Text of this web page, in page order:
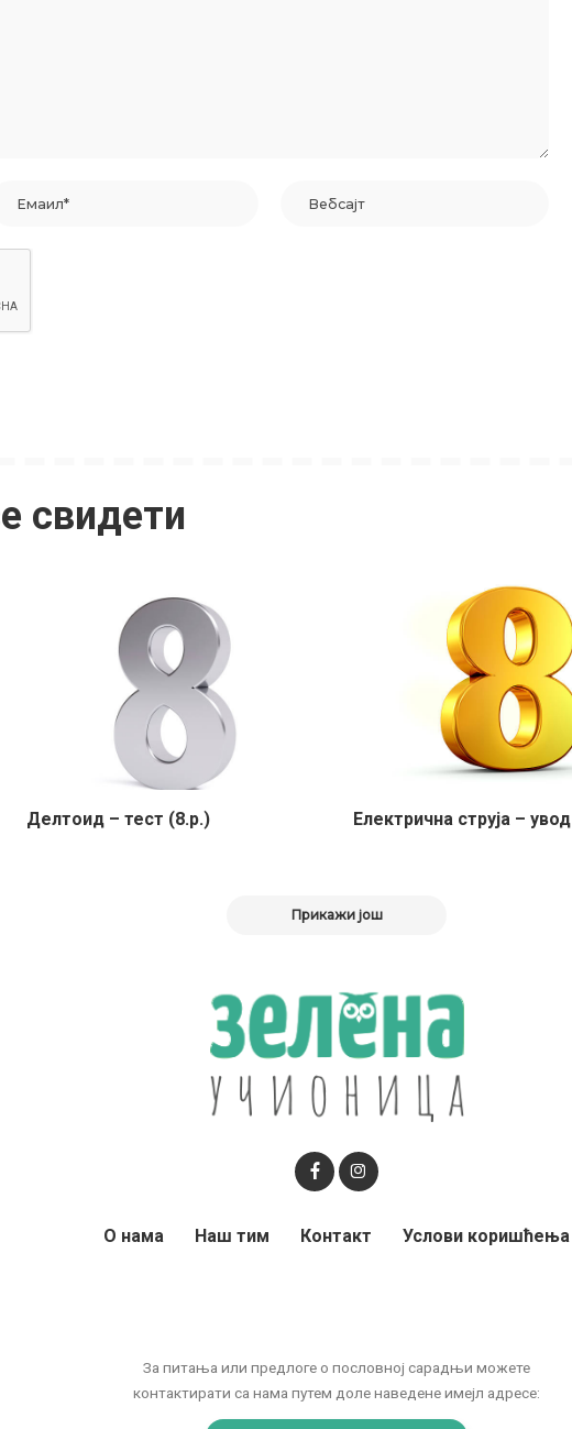
свидети
Делтоид – тест (8.р.) Електрична струја – увод
Прикажи још
За питања или предлоге о пословној сарадњи можете
контактирати са нама путем доле наведене имејл адресе:
О нама Наш тим Контакт Услови коришћења